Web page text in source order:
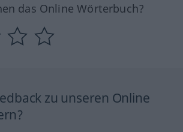
das Online Wörterbuch?
zu unseren Online